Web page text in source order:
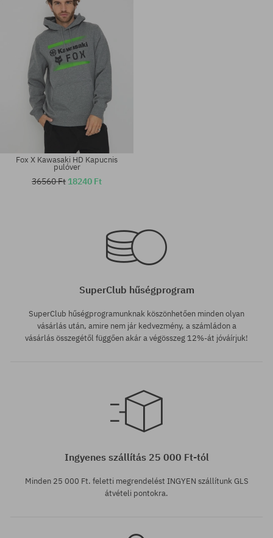
Fox X Kawasaki HD Kapucnis
pulóver
36560 Ft 18240 Ft
SuperClub hűségprogram
SuperClub hűségprogramunknak köszönhetően minden olyan
vásárlás után, amire nem jár kedvezmény, a számládon a
vásárlás összegétől függően akár a végösszeg 12%-át jóváírjuk!
Ingyenes szállítás 25 000 Ft-tól
Minden 25 000 Ft. feletti megrendelést INGYEN szállítunk GLS
átvételi pontokra.